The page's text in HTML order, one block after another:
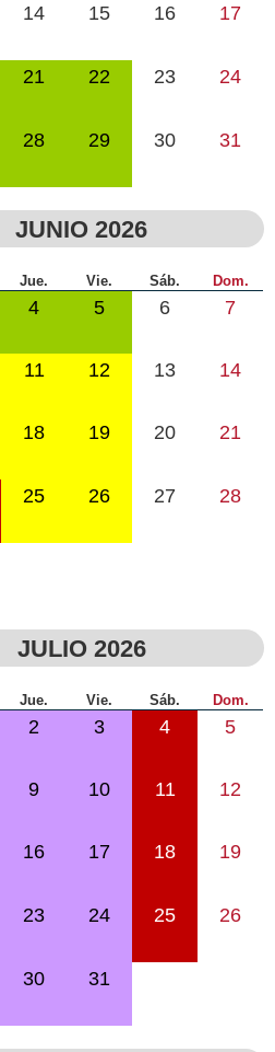
14 15 16 17
21 22 23 24
28 29 30 31
JUNIO 2026
Jue. Vie. Sáb. Dom.
4 5 6 7
11 12 13 14
18 19 20 21
25 26 27 28
JULIO 2026
Jue. Vie. Sáb. Dom.
2 3 4 5
9 10 11 12
16 17 18 19
23 24 25 26
30 31